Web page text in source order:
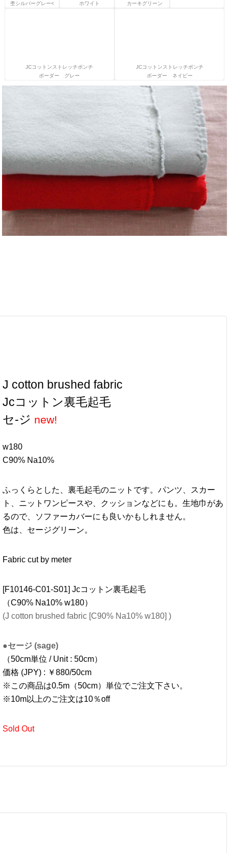
杢シルバーグレー<
ホワイト
カーキグリーン
JCコットンストレッチポンチ
ボーダー グレー
JCコットンストレッチポンチ
ボーダー ネイビー